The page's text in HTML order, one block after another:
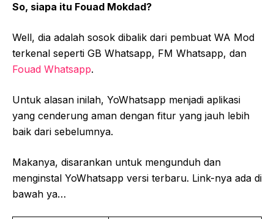
So, siapa itu Fouad Mokdad?
Well, dia adalah sosok dibalik dari pembuat WA Mod
terkenal seperti GB Whatsapp, FM Whatsapp, dan
Fouad Whatsapp.
Untuk alasan inilah, YoWhatsapp menjadi aplikasi
yang cenderung aman dengan fitur yang jauh lebih
baik dari sebelumnya.
Makanya, disarankan untuk mengunduh dan
menginstal YoWhatsapp versi terbaru. Link-nya ada di
bawah ya…